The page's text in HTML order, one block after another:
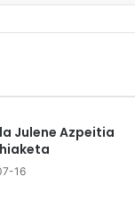
Julene Azpeitia
16